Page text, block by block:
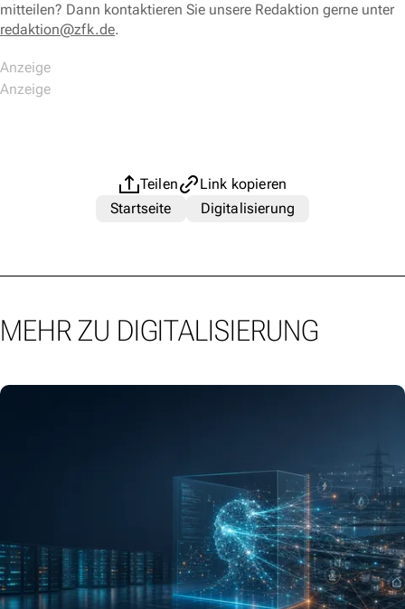
mitteilen? Dann kontaktieren Sie unsere Redaktion gerne unter
redaktion@zfk.de.
Teilen
Link kopieren
Startseite
Digitalisierung
MEHR ZU DIGITALISIERUNG